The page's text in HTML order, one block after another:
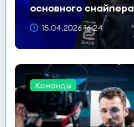
основного снайпера
15.04.2026 16:24
Команды